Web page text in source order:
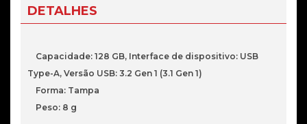
USB
DETALHES
Capacidade: 128 GB, Interface de dispositivo: USB
Type-A, Versão USB: 3.2 Gen 1 (3.1 Gen 1)
Forma: Tampa
Peso: 8 g